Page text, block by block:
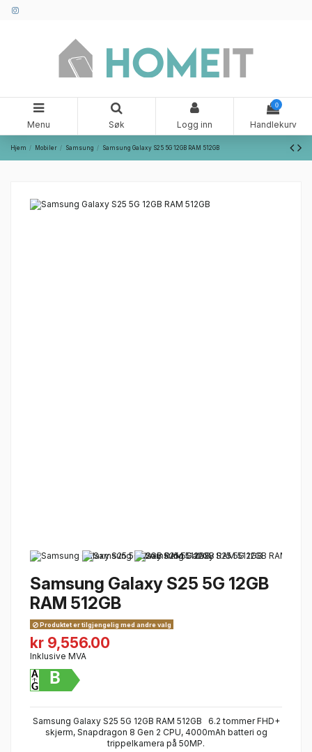
Menu Søk Logg inn
0
Handlekurv
Hjem Mobiler Samsung Samsung Galaxy S25 5G 12GB RAM 512GB
Samsung Galaxy S25 5G 12GB
RAM 512GB
Produktet er tilgjengelig med andre valg
kr 9,556.00
Inklusive MVA
B
Samsung Galaxy S25 5G 12GB RAM 512GB 6.2 tommer FHD+
skjerm, Snapdragon 8 Gen 2 CPU, 4000mAh batteri og
trippelkamera på 50MP.